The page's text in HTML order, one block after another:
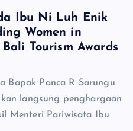
Ibu Ni Luh Enik
Women in
Tourism Awards
Bapak Panca R Sarungu
langsung penghargaan
Menteri Pariwisata Ibu